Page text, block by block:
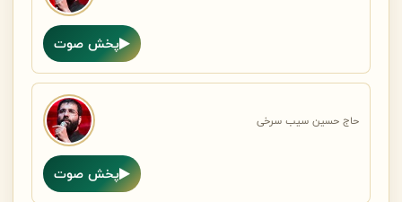
پخش صوت
حاج حسین سیب سرخی
پخش صوت